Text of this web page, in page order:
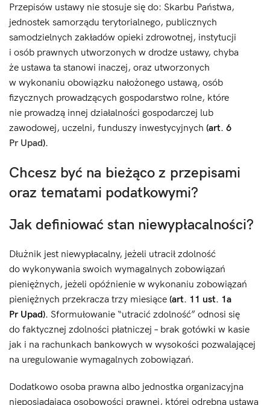
Przepisów ustawy nie stosuje się do: Skarbu Państwa,
jednostek samorządu terytorialnego, publicznych
samodzielnych zakładów opieki zdrowotnej, instytucji
i osób prawnych utworzonych w drodze ustawy, chyba
że ustawa ta stanowi inaczej, oraz utworzonych
w wykonaniu obowiązku nałożonego ustawą, osób
fizycznych prowadzących gospodarstwo rolne, które
nie prowadzą innej działalności gospodarczej lub
zawodowej, uczelni, funduszy inwestycyjnych (art. 6
Pr Upad).
Chcesz być na bieżąco z przepisami
oraz tematami podatkowymi?
Jak definiować stan niewypłacalności?
Dłużnik jest niewypłacalny, jeżeli utracił zdolność
do wykonywania swoich wymagalnych zobowiązań
pieniężnych, jeżeli opóźnienie w wykonaniu zobowiązań
pieniężnych przekracza trzy miesiące (art. 11 ust. 1a
Pr Upad). Sformułowanie “utracić zdolność” odnosi się
do faktycznej zdolności płatniczej – brak gotówki w kasie
jak i na rachunkach bankowych w wysokości pozwalającej
na uregulowanie wymagalnych zobowiązań.
Dodatkowo osoba prawna albo jednostka organizacyjna
nieposiadająca osobowości prawnej, której odrębna ustawa